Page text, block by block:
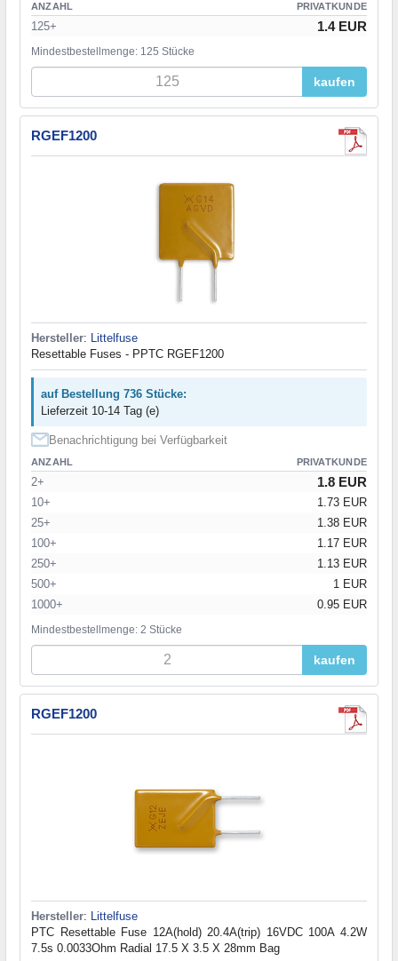
ANZAHL PRIVATKUNDE
125+ 1.4 EUR
Mindestbestellmenge: 125 Stücke
kaufen
RGEF1200
Hersteller: Littelfuse
Resettable Fuses - PPTC RGEF1200
auf Bestellung 736 Stücke:
Lieferzeit 10-14 Tag (e)
Benachrichtigung bei Verfügbarkeit
ANZAHL PRIVATKUNDE
2+ 1.8 EUR
10+
1.73 EUR
25+
1.38 EUR
100+
1.17 EUR
250+
1.13 EUR
500+
1 EUR
1000+
0.95 EUR
Mindestbestellmenge: 2 Stücke
kaufen
RGEF1200
Hersteller: Littelfuse
PTC Resettable Fuse 12A(hold) 20.4A(trip) 16VDC 100A 4.2W
7.5s 0.0033Ohm Radial 17.5 X 3.5 X 28mm Bag